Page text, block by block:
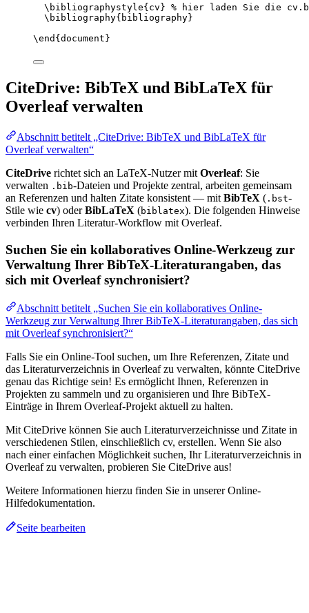
\bibliographystyle{cv} % hier laden Sie die
\bibliography{bibliography}
\end { document }
CiteDrive: BibTeX und BibLaTeX für
Overleaf verwalten
Abschnitt betitelt „CiteDrive: BibTeX und BibLaTeX für
Overleaf verwalten“
CiteDrive richtet sich an LaTeX-Nutzer mit Overleaf: Sie
verwalten .bib-Dateien und Projekte zentral, arbeiten gemeinsam
an Referenzen und halten Zitate konsistent — mit BibTeX ( .bst-
Stile wie cv) oderBibLaTeX (biblatex). Die folgenden Hinweise
verbinden Ihren Literatur-Workflow mit Overleaf.
Suchen Sie ein kollaboratives Online-Werkzeug zur
Verwaltung Ihrer BibTeX-Literaturangaben, das
sich mit Overleaf synchronisiert?
Abschnitt betitelt „Suchen Sie ein kollaboratives Online-
Werkzeug zur Verwaltung Ihrer BibTeX-Literaturangaben, das sich
mit Overleaf synchronisiert?“
Falls Sie ein Online-Tool suchen, um Ihre Referenzen, Zitate und
das Literaturverzeichnis in Overleaf zu verwalten, könnte CiteDrive
genau das Richtige sein! Es ermöglicht Ihnen, Referenzen in
Projekten zu sammeln und zu organisieren und Ihre BibTeX-
Einträge in Ihrem Overleaf-Projekt aktuell zu halten.
Mit CiteDrive können Sie auch Literaturverzeichnisse und Zitate in
verschiedenen Stilen, einschließlich cv, erstellen. Wenn Sie also
nach einer einfachen Möglichkeit suchen, Ihr Literaturverzeichnis in
Overleaf zu verwalten, probieren Sie CiteDrive aus!
Weitere Informationen hierzu finden Sie in unserer Online-
Hilfedokumentation.
Seite bearbeiten